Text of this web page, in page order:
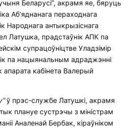
Беларусі”, акрамя яе, бяруць
Аб’яднанага пераходнага
Народнага антыкрызіснага
Латушка, прадстаўнік АПК па
супрацоўніцтве Уладзімір
па нацыянальным адраджэнні
апарата кабінета Валерый
ў прэс-службе Латушкі, акрамя
плануе сустрэчы з міністрам
Аналенай Бербак, кіраўніком